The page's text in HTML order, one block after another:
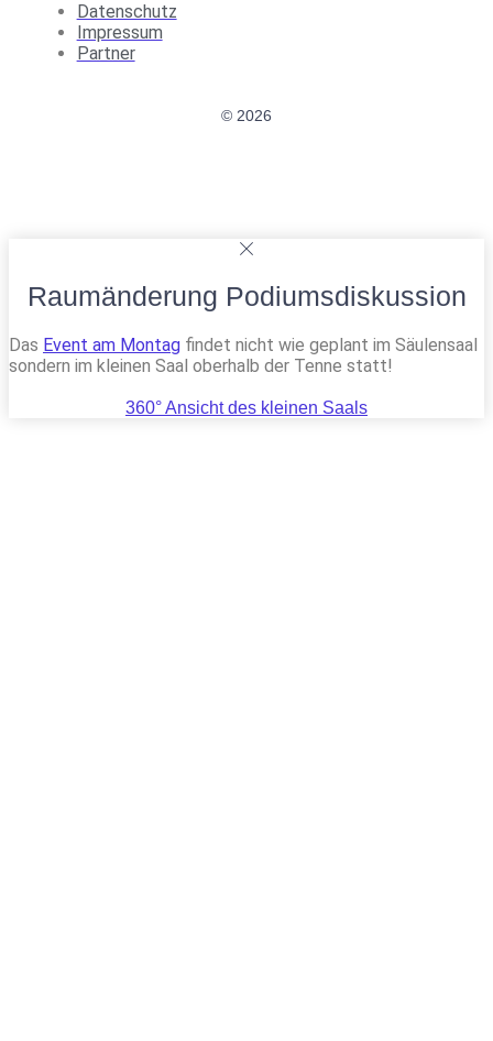
Datenschutz
Impressum
Partner
© 2026
Raumänderung Podiumsdiskussion
Das Event am Montag findet nicht wie geplant im Säulensaal
sondern im kleinen Saal oberhalb der Tenne statt!
360° Ansicht des kleinen Saals